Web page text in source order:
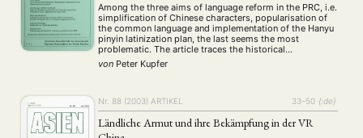
Among the three aims of language reform in the PRC, i.e.
simplification of Chinese characters, popularisation of
the common language and implementation of the Hanyu
pinyin latinization plan, the last seems the most
problematic. The article traces the historical
development of orthographical systems within phonetic
transcription plans in China and their political
von Peter Kupfer
Nr. 88 (2003) ARTIKEL 33–50 {:de}
Ländliche Armut und ihre Bekämpfung in der VR